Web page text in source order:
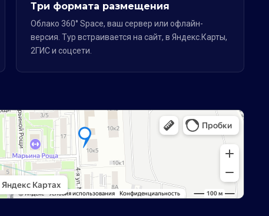
Три формата размещения
Облако 360° Space, ваш сервер или офлайн-
версия. Тур встраивается на сайт, в Яндекс.Карты,
2ГИС и соцсети.